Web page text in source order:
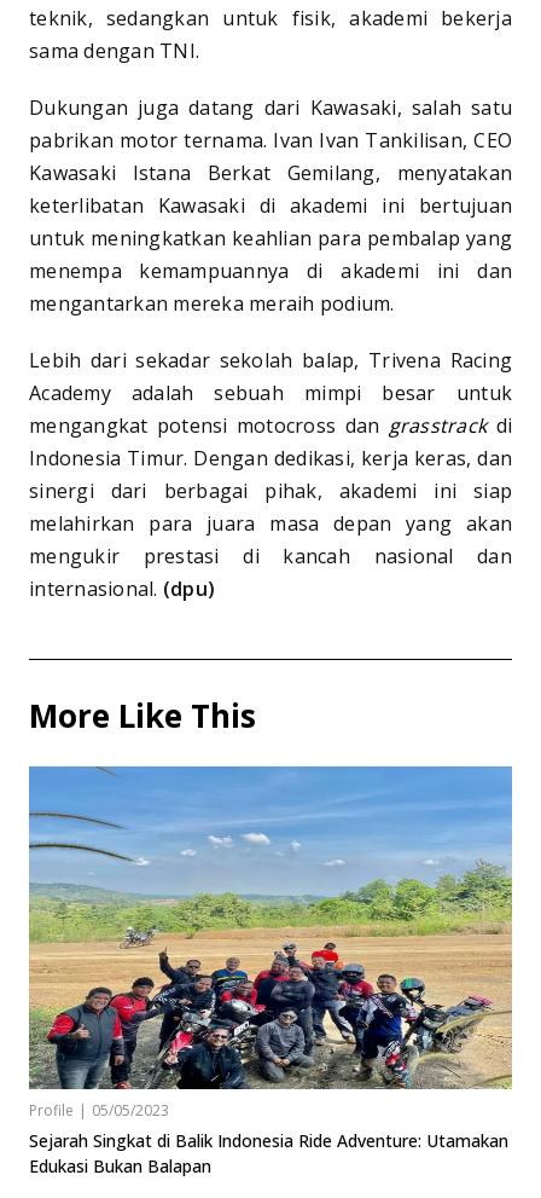
teknik, sedangkan untuk fisik, akademi bekerja
sama dengan TNI.
Dukungan juga datang dari Kawasaki, salah satu
pabrikan motor ternama. Ivan Ivan Tankilisan, CEO
Kawasaki Istana Berkat Gemilang, menyatakan
keterlibatan Kawasaki di akademi ini bertujuan
untuk meningkatkan keahlian para pembalap yang
menempa kemampuannya di akademi ini dan
mengantarkan mereka meraih podium.
Lebih dari sekadar sekolah balap, Trivena Racing
Academy adalah sebuah mimpi besar untuk
mengangkat potensi motocross dan grasstrackdi
Indonesia Timur. Dengan dedikasi, kerja keras, dan
sinergi dari berbagai pihak, akademi ini siap
melahirkan para juara masa depan yang akan
mengukir prestasi di kancah nasional dan
internasional. (dpu)
More Like This
Profile | 05/05/2023
Sejarah Singkat di Balik Indonesia Ride Adventure: Utamakan
Edukasi Bukan Balapan